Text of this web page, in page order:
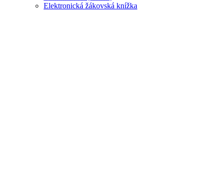
Elektronická žákovská knížka